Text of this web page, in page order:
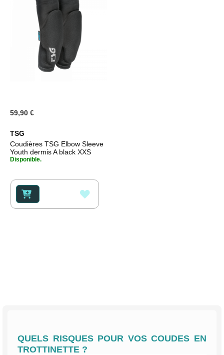
59,90 €
TSG
Coudières TSG Elbow Sleeve
Youth dermis A black XXS
Disponible.
À
QUELS RISQUES POUR VOS COUDES EN
TROTTINETTE ?